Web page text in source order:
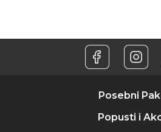
Posebni
Popusti i